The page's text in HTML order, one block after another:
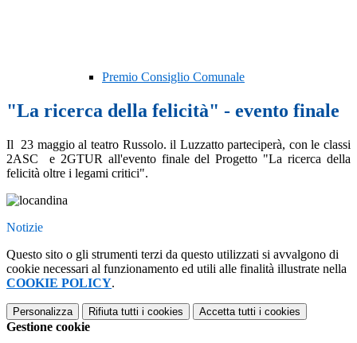
Premio Consiglio Comunale
"La ricerca della felicità" - evento finale
Il 23 maggio al teatro Russolo. il Luzzatto parteciperà, con le classi
2ASC e 2GTUR all'evento finale del Progetto "La ricerca della
felicità oltre i legami critici".
Notizie
Questo sito o gli strumenti terzi da questo utilizzati si avvalgono di
cookie necessari al funzionamento ed utili alle finalità illustrate nella
COOKIE POLICY.
Personalizza Rifiuta tutti i cookies Accetta tutti i cookies
Gestione cookie